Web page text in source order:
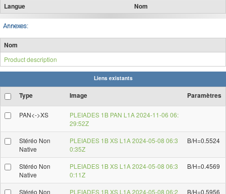
Langue Nom
Annexes:
Nom
Product description
Liens existants
Type Image Paramètres
PAN<->XS
PLEIADES 1B PAN L1A 2024-11-06 06:
29:52Z
Stéréo Non
Native
PLEIADES 1B XS L1A 2024-05-08 06:3
0:35Z
B/H=0.5524
Stéréo Non
Native
PLEIADES 1B XS L1A 2024-05-08 06:3
0:11Z
B/H=0.4569
Stéréo Non
PLEIADES 1B XS L1A 2024-05-08 06:2
B/H=0.5956